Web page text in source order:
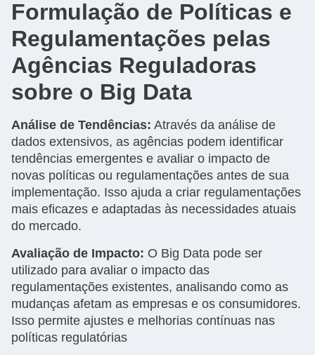
Formulação de Políticas e
Regulamentações pelas
Agências Reguladoras
sobre o Big Data
Análise de Tendências: Através da análise de
dados extensivos, as agências podem identificar
tendências emergentes e avaliar o impacto de
novas políticas ou regulamentações antes de sua
implementação. Isso ajuda a criar regulamentações
mais eficazes e adaptadas às necessidades atuais
do mercado.
Avaliação de Impacto: O Big Data pode ser
utilizado para avaliar o impacto das
regulamentações existentes, analisando como as
mudanças afetam as empresas e os consumidores.
Isso permite ajustes e melhorias contínuas nas
políticas regulatórias